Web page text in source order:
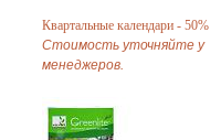
Квартальные календари - 50%
Стоимость уточняйте у
менеджеров.